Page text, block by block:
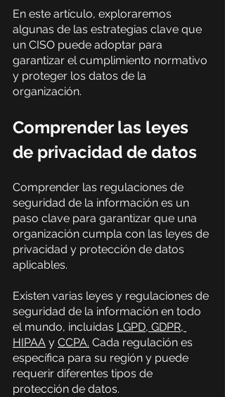
En este artículo, exploraremos
algunas de las estrategias clave que
un CISO puede adoptar para
garantizar el cumplimiento normativo
y proteger los datos de la
organización.
Comprender las leyes
de privacidad de datos
Comprender las regulaciones de
seguridad de la información es un
paso clave para garantizar que una
organización cumpla con las leyes de
privacidad y protección de datos
aplicables.
Existen varias leyes y regulaciones de
seguridad de la información en todo
el mundo, incluidas LGPD, GDPR,
HIPAA y CCPA. Cada regulación es
específica para su región y puede
requerir diferentes tipos de
protección de datos.